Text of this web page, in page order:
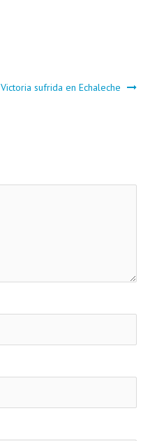
Victoria sufrida en Echaleche